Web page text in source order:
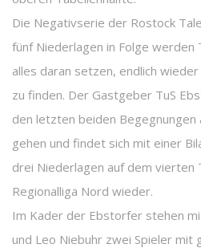
Die Negativserie der Rostock
fünf Niederlagen in Folge werden
alles daran setzen, endlich
zu finden. Der Gastgeber TuS
den letzten beiden Begegnungen
gehen und findet sich mit einer
drei Niederlagen auf dem vierten
Regionalliga Nord wieder.
Im Kader der Ebstorfer stehen
und Leo Niebuhr zwei Spieler mit